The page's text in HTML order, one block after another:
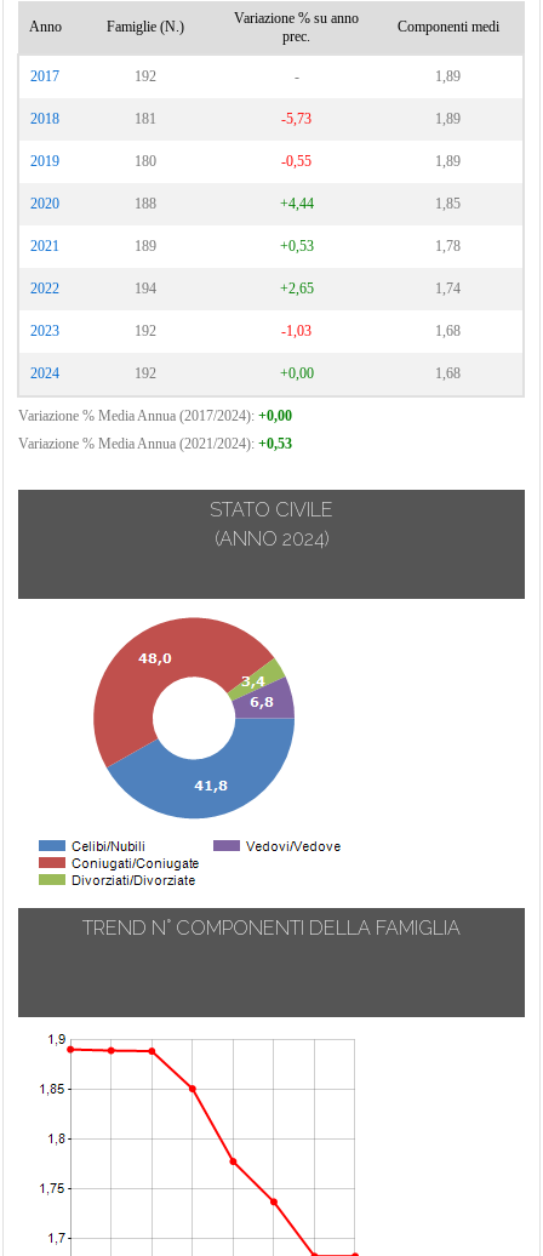
Anno Famiglie (N.)
Variazione % su anno
prec.
Componenti medi
2017 192 - 1,89
2018 181 -5,73 1,89
2019 180 -0,55 1,89
2020 188 +4,44 1,85
2021 189 +0,53 1,78
2022 194 +2,65 1,74
2023 192 -1,03 1,68
2024 192 +0,00 1,68
Variazione % Media Annua (2017/2024): +0,00
Variazione % Media Annua (2021/2024): +0,53
STATO CIVILE
(ANNO 2024)
TREND N° COMPONENTI DELLA FAMIGLIA